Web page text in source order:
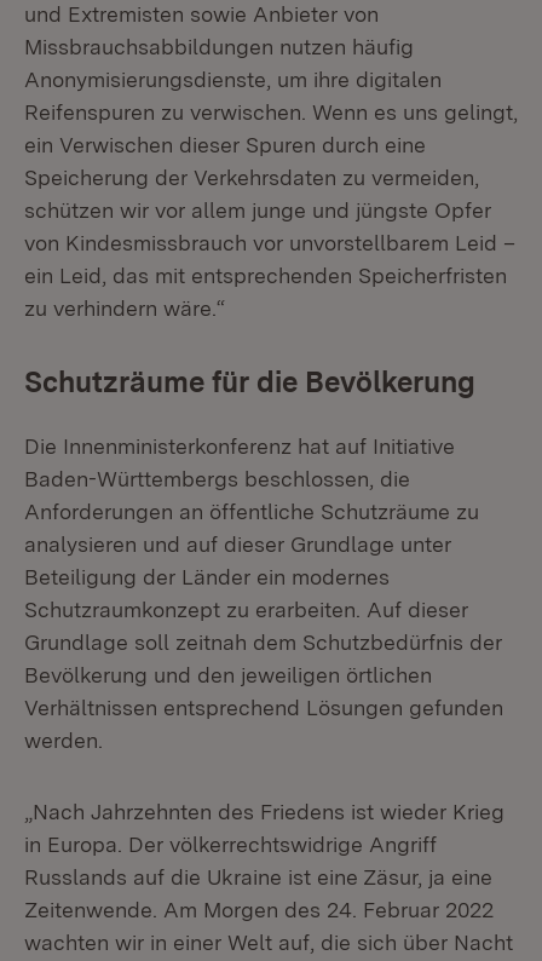
und Extremisten sowie Anbieter von
Missbrauchsabbildungen nutzen häufig
Anonymisierungsdienste, um ihre digitalen
Reifenspuren zu verwischen. Wenn es uns gelingt,
ein Verwischen dieser Spuren durch eine
Speicherung der Verkehrsdaten zu vermeiden,
schützen wir vor allem junge und jüngste Opfer
von Kindesmissbrauch vor unvorstellbarem Leid –
ein Leid, das mit entsprechenden Speicherfristen
zu verhindern wäre.“
Schutzräume für die Bevölkerung
Die Innenministerkonferenz hat auf Initiative
Baden-Württembergs beschlossen, die
Anforderungen an öffentliche Schutzräume zu
analysieren und auf dieser Grundlage unter
Beteiligung der Länder ein modernes
Schutzraumkonzept zu erarbeiten. Auf dieser
Grundlage soll zeitnah dem Schutzbedürfnis der
Bevölkerung und den jeweiligen örtlichen
Verhältnissen entsprechend Lösungen gefunden
werden.
„Nach Jahrzehnten des Friedens ist wieder Krieg
in Europa. Der völkerrechtswidrige Angriff
Russlands auf die Ukraine ist eine Zäsur, ja eine
Zeitenwende. Am Morgen des 24. Februar 2022
wachten wir in einer Welt auf, die sich über Nacht